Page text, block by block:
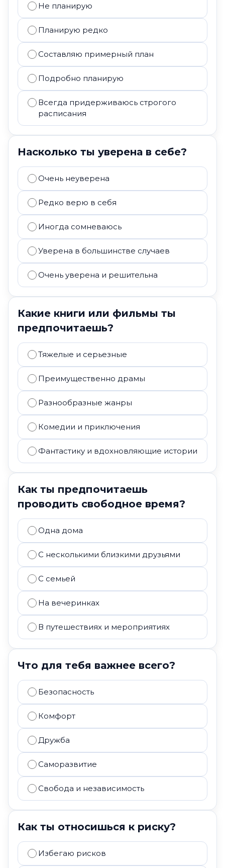
Не планирую
Планирую редко
Составляю примерный план
Подробно планирую
Всегда придерживаюсь строгого
расписания
Насколько ты уверена в себе?
Очень неуверена
Редко верю в себя
Иногда сомневаюсь
Уверена в большинстве случаев
Очень уверена и решительна
Какие книги или фильмы ты
предпочитаешь?
Тяжелые и серьезные
Преимущественно драмы
Разнообразные жанры
Комедии и приключения
Фантастику и вдохновляющие истории
Как ты предпочитаешь
проводить свободное время?
Одна дома
С несколькими близкими друзьями
С семьей
На вечеринках
В путешествиях и мероприятиях
Что для тебя важнее всего?
Безопасность
Комфорт
Дружба
Саморазвитие
Свобода и независимость
Как ты относишься к риску?
Избегаю рисков